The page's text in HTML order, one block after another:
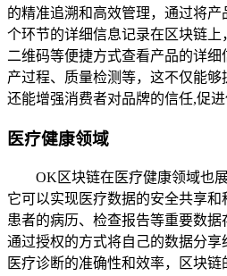
的精准追溯和高效管理，通过将
个环节的详细信息记录在区块链
二维码等便捷方式查看产品的详
产过程、质量检测等，这不仅能够
还能增强消费者对品牌的信任,促进
医疗健康领域
OK区块链在医疗健康领域也
它可以实现医疗数据的安全共享
患者的病历、检查报告等重要数
通过授权的方式将自己的数据分
医疗诊断的准确性和效率，区块